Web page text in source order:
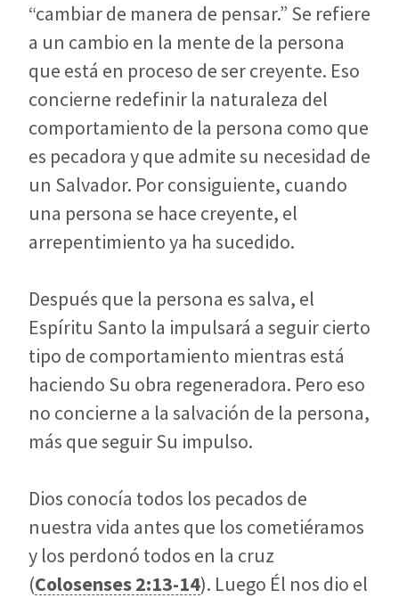
“cambiar de manera de pensar.” Se refiere
a un cambio en la mente de la persona
que está en proceso de ser creyente. Eso
concierne redefinir la naturaleza del
comportamiento de la persona como que
es pecadora y que admite su necesidad de
un Salvador. Por consiguiente, cuando
una persona se hace creyente, el
arrepentimiento ya ha sucedido.
Después que la persona es salva, el
Espíritu Santo la impulsará a seguir cierto
tipo de comportamiento mientras está
haciendo Su obra regeneradora. Pero eso
no concierne a la salvación de la persona,
más que seguir Su impulso.
Dios conocía todos los pecados de
nuestra vida antes que los cometiéramos
y los perdonó todos en la cruz
(Colosenses 2:13-14). Luego Él nos dio el